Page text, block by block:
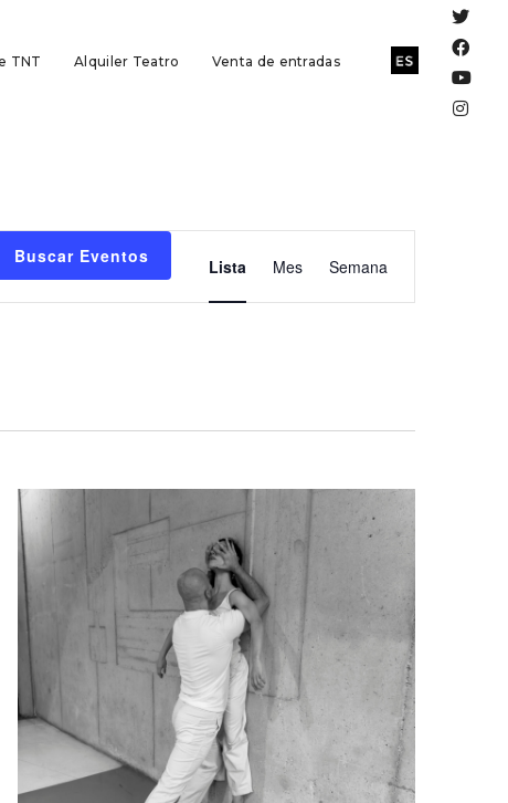
TNT Alquiler Teatro Venta de entradas
Buscar Eventos
de
vistas
Lista Mes Semana